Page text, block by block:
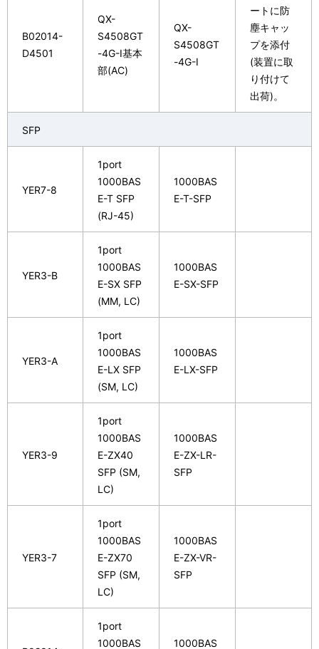
B02014-
D4501
QX-
S4508GT
-4G-I基本
部(AC)
QX-
S4508GT
-4G-I
ートに防
塵キャッ
プを添付
(装置に取
り付けて
出荷)。
SFP
YER7-8
1port
1000BAS
E-T SFP
(RJ-45)
1000BAS
E-T-SFP
YER3-B
1port
1000BAS
E-SX SFP
(MM, LC)
1000BAS
E-SX-SFP
YER3-A
1port
1000BAS
E-LX SFP
(SM, LC)
1000BAS
E-LX-SFP
YER3-9
1port
1000BAS
E-ZX40
SFP (SM,
LC)
1000BAS
E-ZX-LR-
SFP
YER3-7
1port
1000BAS
E-ZX70
SFP (SM,
LC)
1000BAS
E-ZX-VR-
SFP
1port
1000BAS
1000BAS